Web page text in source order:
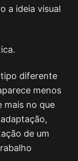
a ideia visual
diferente
menos
mais no que
de um